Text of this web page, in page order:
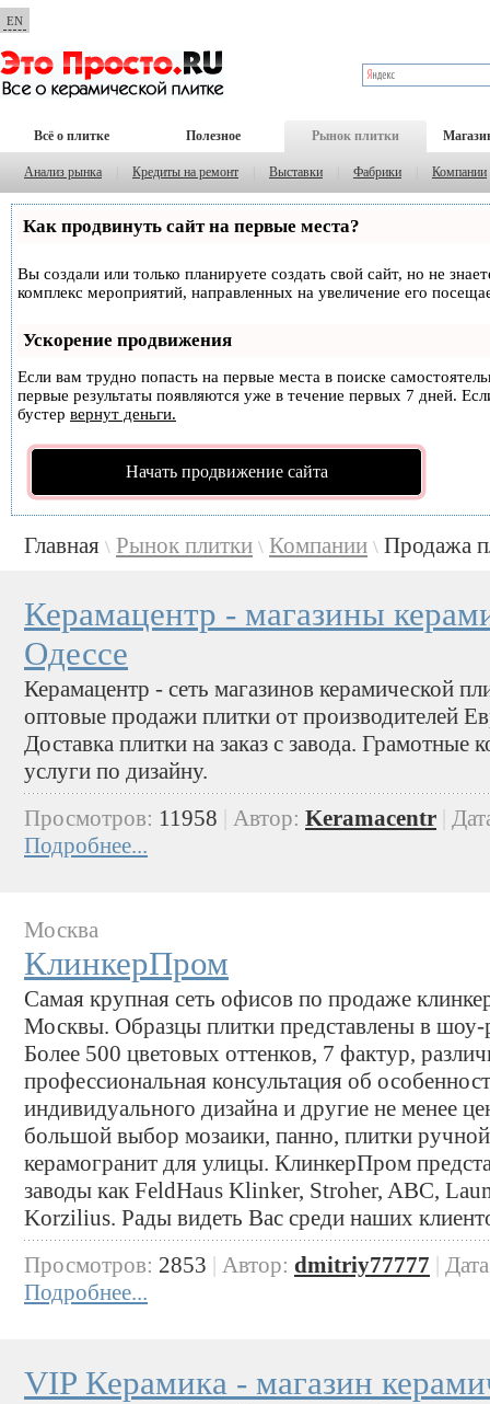
EN
Всё о плитке Полезное Рынок плитки
Анализ рынка Кредиты на ремонт Выставки Фабрики Компании
Как продвинуть сайт на первые места?
Вы создали или только планируете создать свой сайт, но не
комплекс мероприятий, направленных на увеличение его
Ускорение продвижения
Если вам трудно попасть на первые места в поиске
первые результаты появляются уже в течение первых 7 дней.
бустер вернут деньги.
Начать продвижение сайта
Главная \ Рынок плитки \ Компании \ Продажа
Керамацентр - магазины
Одессе
Керамацентр - сеть магазинов керамической
оптовые продажи плитки от производителей
Доставка плитки на заказ с завода. Грамотные
услуги по дизайну.
Просмотров: 11958 Автор: Keramacentr
Подробнее...
Москва
КлинкерПром
Самая крупная сеть офисов по продаже
Москвы. Образцы плитки представлены в
Более 500 цветовых оттенков, 7 фактур,
профессиональная консультация об
индивидуального дизайна и другие не менее
большой выбор мозаики, панно, плитки
керамогранит для улицы. КлинкерПром
заводы как FeldHaus Klinker, Stroher, ABC,
Korzilius. Рады видеть Вас среди наших
Просмотров: 2853 | Автор: dmitriy77777 |
Подробнее...
VIP Керамика - магазин